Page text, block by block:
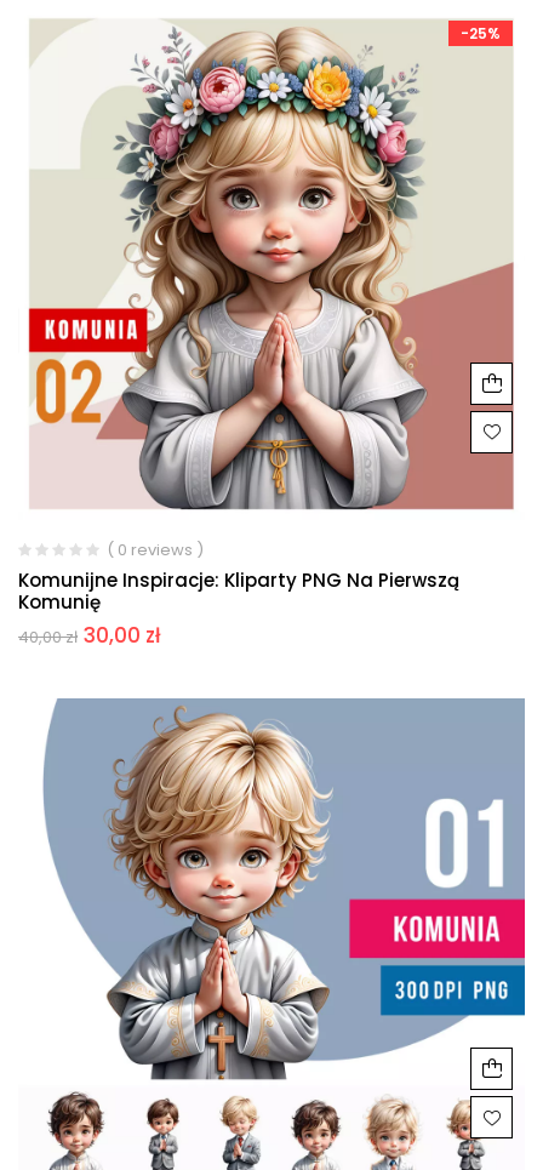
-25%
( 0 reviews )
Komunijne Inspiracje: Kliparty PNG Na Pierwszą
Komunię
40,00zł 30,00 zł